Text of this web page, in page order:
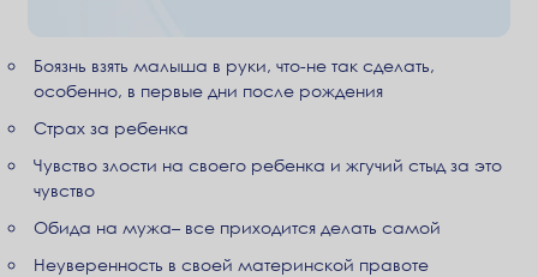
Боязнь взять малыша в руки, что-не так сделать,
особенно, в первые дни после рождения
Страх за ребенка
Чувство злости на своего ребенка и жгучий стыд за это
чувство
Обида на мужа– все приходится делать самой
Неуверенность в своей материнской правоте